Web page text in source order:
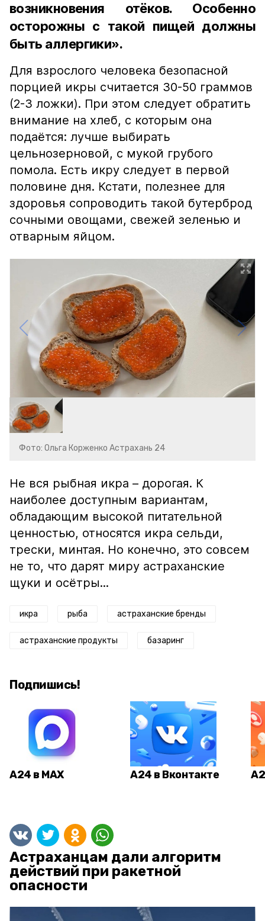
возникновения отёков. Особенно
осторожны с такой пищей должны
быть аллергики».
Для взрослого человека безопасной
порцией икры считается 30-50 граммов
(2-3 ложки). При этом следует обратить
внимание на хлеб, с которым она
подаётся: лучше выбирать
цельнозерновой, с мукой грубого
помола. Есть икру следует в первой
половине дня. Кстати, полезнее для
здоровья сопроводить такой бутерброд
сочными овощами, свежей зеленью и
отварным яйцом.
Фото: Ольга Корженко Астрахань 24
Не вся рыбная икра – дорогая. К
наиболее доступным вариантам,
обладающим высокой питательной
ценностью, относятся икра сельди,
трески, минтая. Но конечно, это совсем
не то, что дарят миру астраханские
щуки и осётры...
икра рыба астраханские бренды
астраханские продукты базаринг
Подпишись!
А24 в MAX А24 в Вконтакте
Астраханцам дали алгоритм
действий при ракетной
опасности